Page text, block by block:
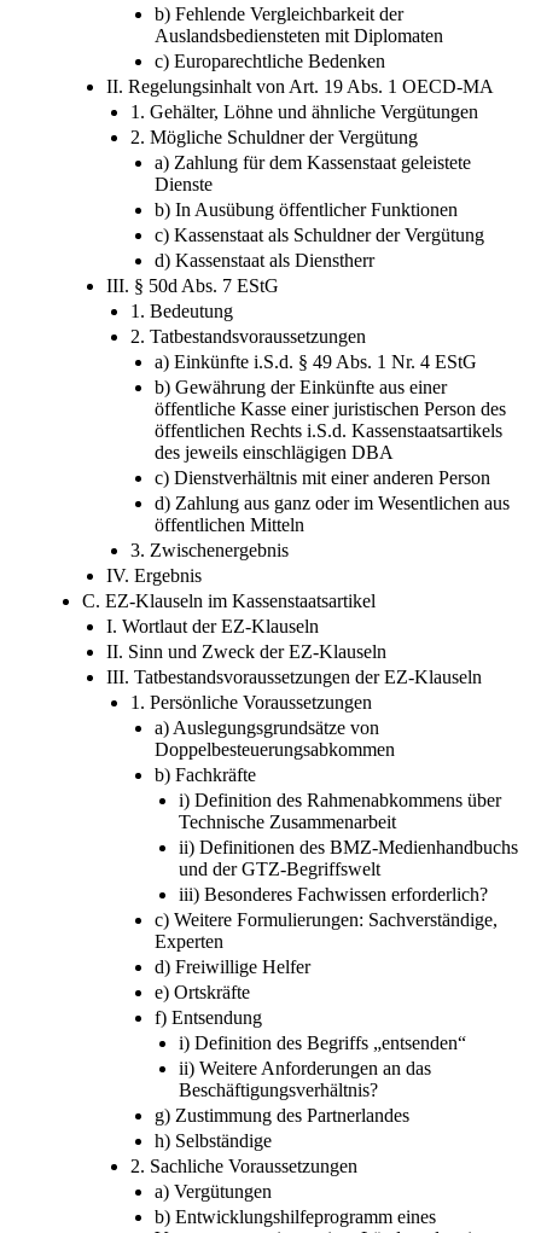
b) Fehlende Vergleichbarkeit der
Auslandsbediensteten mit Diplomaten
c) Europarechtliche Bedenken
II. Regelungsinhalt von Art. 19 Abs. 1 OECD-MA
1. Gehälter, Löhne und ähnliche Vergütungen
2. Mögliche Schuldner der Vergütung
a) Zahlung für dem Kassenstaat geleistete
Dienste
b) In Ausübung öffentlicher Funktionen
c) Kassenstaat als Schuldner der Vergütung
d) Kassenstaat als Dienstherr
III. § 50d Abs. 7 EStG
1. Bedeutung
2. Tatbestandsvoraussetzungen
a) Einkünfte i.S.d. § 49 Abs. 1 Nr. 4 EStG
b) Gewährung der Einkünfte aus einer
öffentliche Kasse einer juristischen Person des
öffentlichen Rechts i.S.d. Kassenstaatsartikels
des jeweils einschlägigen DBA
c) Dienstverhältnis mit einer anderen Person
d) Zahlung aus ganz oder im Wesentlichen aus
öffentlichen Mitteln
3. Zwischenergebnis
IV. Ergebnis
C. EZ-Klauseln im Kassenstaatsartikel
I. Wortlaut der EZ-Klauseln
II. Sinn und Zweck der EZ-Klauseln
III. Tatbestandsvoraussetzungen der EZ-Klauseln
1. Persönliche Voraussetzungen
a) Auslegungsgrundsätze von
Doppelbesteuerungsabkommen
b) Fachkräfte
i) Definition des Rahmenabkommens über
Technische Zusammenarbeit
ii) Definitionen des BMZ-Medienhandbuchs
und der GTZ-Begriffswelt
iii) Besonderes Fachwissen erforderlich?
c) Weitere Formulierungen: Sachverständige,
Experten
d) Freiwillige Helfer
e) Ortskräfte
f) Entsendung
i) Definition des Begriffs „entsenden“
ii) Weitere Anforderungen an das
Beschäftigungsverhältnis?
g) Zustimmung des Partnerlandes
h) Selbständige
2. Sachliche Voraussetzungen
a) Vergütungen
b) Entwicklungshilfeprogramm eines